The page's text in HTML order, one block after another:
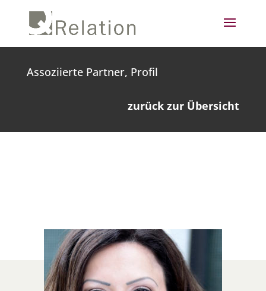
Assoziierte Partner, Profil
zurück zur Übersicht